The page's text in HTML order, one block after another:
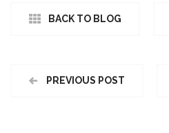
BACK TO BLOG
PREVIOUS POST